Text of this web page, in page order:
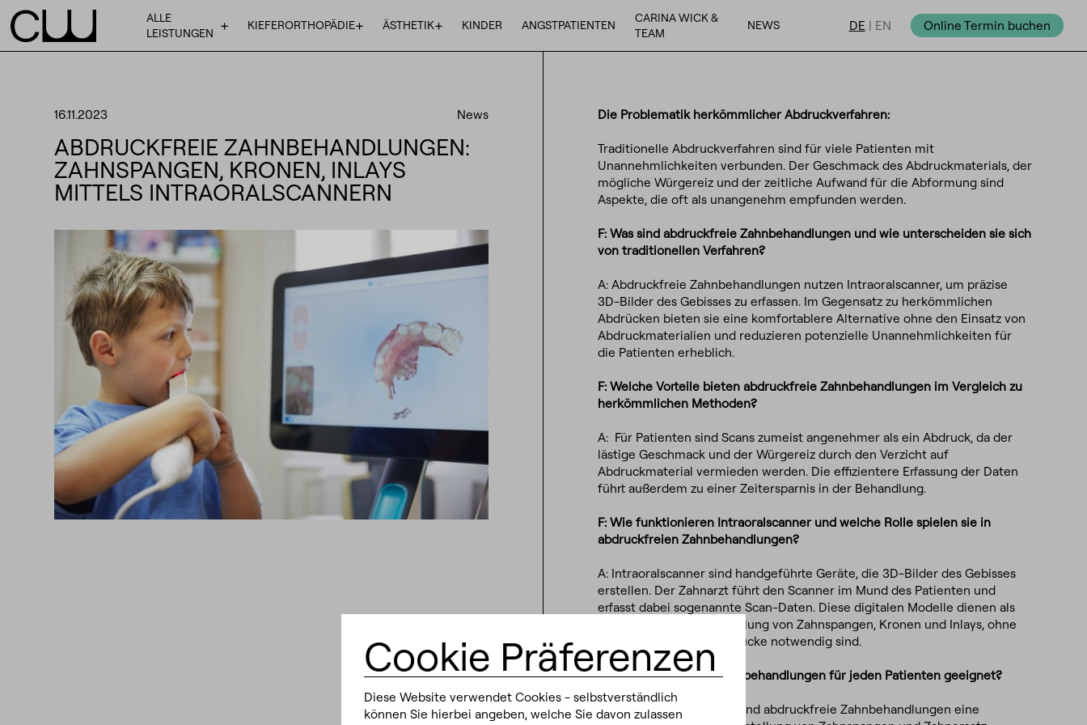
ALLE
LEISTUNGEN + KIEFERORTHOPÄDIE+ ÄSTHETIK+ KINDER ANGSTPATIENTEN
CARINA WICK &
TEAM
NEWS DE | EN Online Termin buchen
16.11.2023 News
ABDRUCKFREIE ZAHNBEHANDLUNGEN:
ZAHNSPANGEN, KRONEN, INLAYS
MITTELS INTRAORALSCANNERN
Die Problematik herkömmlicher Abdruckverfahren:
Traditionelle Abdruckverfahren sind für viele Patienten mit
Unannehmlichkeiten verbunden. Der Geschmack des Abdruckmaterials, der
mögliche Würgereiz und der zeitliche Aufwand für die Abformung sind
Aspekte, die oft als unangenehm empfunden werden.
F: Was sind abdruckfreie Zahnbehandlungen und wie unterscheiden sie sich
von traditionellen Verfahren?
A: Abdruckfreie Zahnbehandlungen nutzen Intraoralscanner, um präzise
3D-Bilder des Gebisses zu erfassen. Im Gegensatz zu herkömmlichen
Abdrücken bieten sie eine komfortablere Alternative ohne den Einsatz von
Abdruckmaterialien und reduzieren potenzielle Unannehmlichkeiten für
die Patienten erheblich.
F: Welche Vorteile bieten abdruckfreie Zahnbehandlungen im Vergleich zu
herkömmlichen Methoden?
A: Für Patienten sind Scans zumeist angenehmer als ein Abdruck, da der
lästige Geschmack und der Würgereiz durch den Verzicht auf
Abdruckmaterial vermieden werden. Die effizientere Erfassung der Daten
führt außerdem zu einer Zeitersparnis in der Behandlung.
F: Wie funktionieren Intraoralscanner und welche Rolle spielen sie in
abdruckfreien Zahnbehandlungen?
A: Intraoralscanner sind handgeführte Geräte, die 3D-Bilder des Gebisses
erstellen. Der Zahnarzt führt den Scanner im Mund des Patienten und
erfasst dabei sogenannte Scan-Daten. Diese digitalen Modelle dienen als
Grundlage für die Herstellung von Zahnspangen, Kronen und Inlays, ohne
dass herkömmliche Abdrücke notwendig sind.
F: Sind abdruckfreie Zahnbehandlungen für jeden Patienten geeignet?
A:In den meisten Fällen sind abdruckfreie Zahnbehandlungen eine
Cookie Präferenzen
Diese Website verwendet Cookies - selbstverständlich
können Sie hierbei angeben, welche Sie davon zulassen